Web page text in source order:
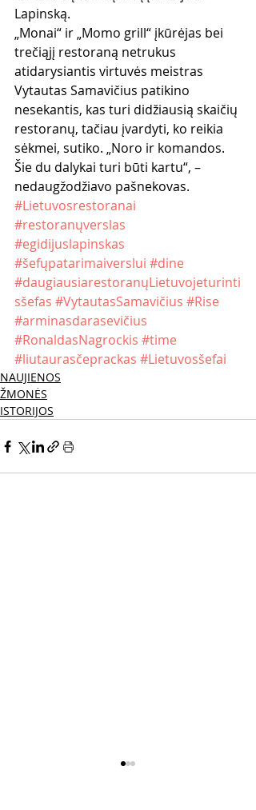
Lapinską.
„Monai“ ir „Momo grill“ įkūrėjas bei
trečiąjį restoraną netrukus
atidarysiantis virtuvės meistras
Vytautas Samavičius patikino
nesekantis, kas turi didžiausią skaičių
restoranų, tačiau įvardyti, ko reikia
sėkmei, sutiko. „Noro ir komandos.
Šie du dalykai turi būti kartu“, –
nedaugžodžiavo pašnekovas.
#Lietuvosrestoranai
#restoranųverslas
#egidijuslapinskas
#šefųpatarimaiverslui #dine
#daugiausiarestoranųLietuvojeturinti
sšefas #VytautasSamavičius #Rise
#arminasdarasevičius
#RonaldasNagrockis #time
#liutaurasčeprackas #Lietuvosšefai
NAUJIENOS
ŽMONĖS
ISTORIJOS